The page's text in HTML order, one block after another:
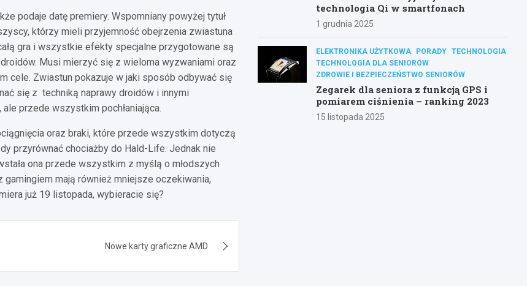
podaje datę premiery. Wspomniany powyżej tytuł
którzy mieli przyjemność obejrzenia zwiastuna
gra i wszystkie efekty specjalne przygotowane są
Musi mierzyć się z wieloma wyzwaniami oraz
cele. Zwiastun pokazuje w jaki sposób odbywać się
się z techniką naprawy droidów i innymi
przede wszystkim pochłaniająca.
oraz braki, które przede wszystkim dotyczą
przyrównać chociażby do Hald-Life. Jednak nie
ona przede wszystkim z myślą o młodszych
mają również mniejsze oczekiwania,
już 19 listopada, wybieracie się?
Nowe karty graficzne AMD
technologia Qi w smartfonach
1 grudnia 2025
ELEKTRONIKA UŻYTKOWA PORADY TECHNOLOGIA
TECHNOLOGIA DLA SENIORÓW
ZDROWIE I BEZPIECZEŃSTWO SENIORÓW
Zegarek dla seniora z funkcją GPS i
pomiarem ciśnienia – ranking 2023
15 listopada 2025